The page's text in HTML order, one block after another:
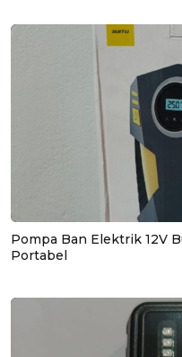
Pompa Ban Elektrik 12V
Portabel